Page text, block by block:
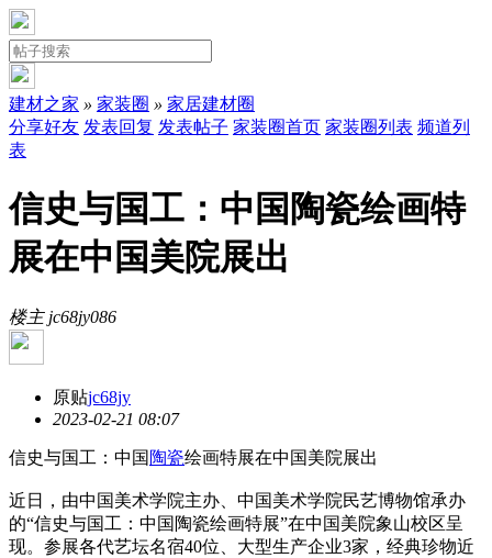
建材之家 » 家装圈 » 家居建材圈
分享好友 发表回复 发表帖子 家装圈首页 家装圈列表 频道列
表
信史与国工：中国陶瓷绘画特
展在中国美院展出
楼主 jc68jy086
原贴jc68jy
2023-02-21 08:07
信史与国工：中国 陶瓷绘画特展在中国美院展出
近日，由中国美术学院主办、中国美术学院民艺博物馆承办
的“信史与国工：中国陶瓷绘画特展”在中国美院象山校区呈
现。参展各代艺坛名宿40位、大型生产企业3家，经典珍物近